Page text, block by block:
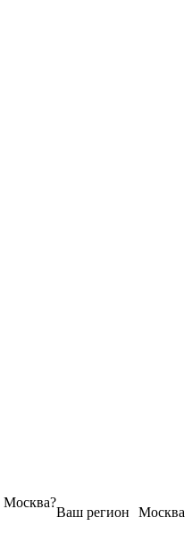
Москва
Ваш регион
Москва?